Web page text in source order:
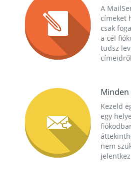
A
címeket
csak
a cél
tudsz
Minden
Kezeld
egy
nem